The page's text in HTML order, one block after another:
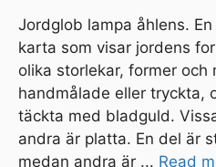
Jordglob lampa åhlens.
karta som visar jordens
olika storlekar, former och
handmålade eller tryckta,
täckta med bladguld.
andra är platta. En del är
medan andra är ... Read